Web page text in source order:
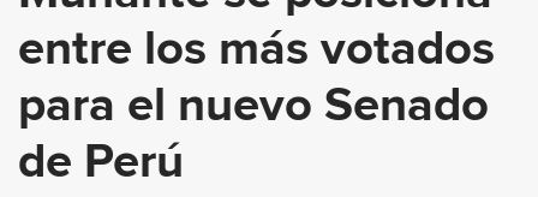
entre los más votados
para el nuevo Senado
de Perú